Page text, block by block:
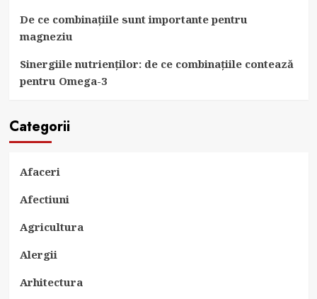
De ce combinațiile sunt importante pentru
magneziu
Sinergiile nutrienților: de ce combinațiile contează
pentru Omega-3
Categorii
Afaceri
Afectiuni
Agricultura
Alergii
Arhitectura